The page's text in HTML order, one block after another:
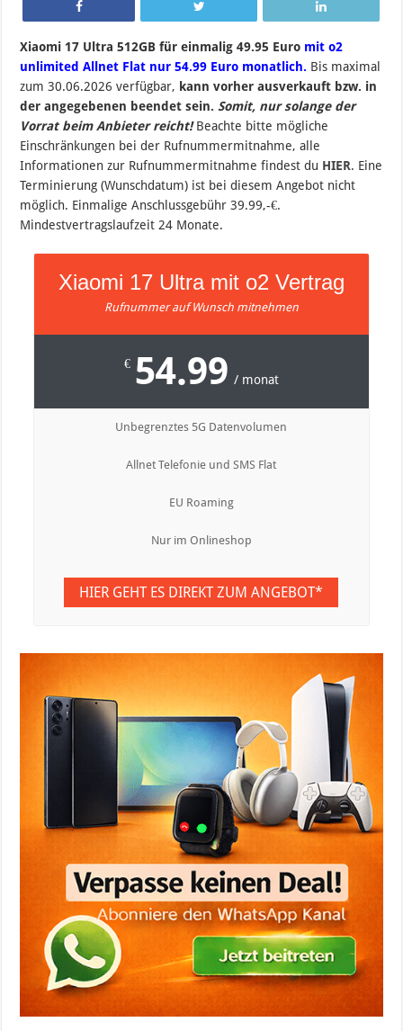
Xiaomi 17 Ultra 512GB für einmalig 49.95 Euro mit o2
unlimited Allnet Flat nur 54.99 Euro monatlich. Bis maximal
zum 30.06.2026 verfügbar, kann vorher ausverkauft bzw. in
der angegebenen beendet sein. Somit, nur solange der
Vorrat beim Anbieter reicht!Beachte bitte mögliche
Einschränkungen bei der Rufnummermitnahme, alle
Informationen zur Rufnummermitnahme findest du HIER. Eine
Terminierung (Wunschdatum) ist bei diesem Angebot nicht
möglich. Einmalige Anschlussgebühr 39.99,-€.
Mindestvertragslaufzeit 24 Monate.
Xiaomi 17 Ultra mit o2 Vertrag
Rufnummer auf Wunsch mitnehmen
€ 54.99 / monat
Unbegrenztes 5G Datenvolumen
Allnet Telefonie und SMS Flat
EU Roaming
Nur im Onlineshop
HIER GEHT ES DIREKT ZUM ANGEBOT*